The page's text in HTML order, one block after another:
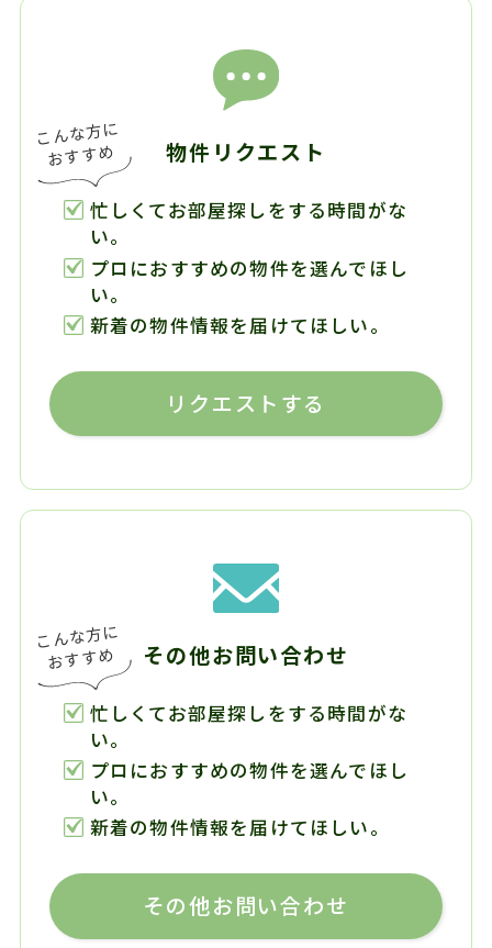
物件リクエスト
忙しくてお部屋探しをする時間がな
い。
プロにおすすめの物件を選んでほし
い。
新着の物件情報を届けてほしい。
リクエストする
その他お問い合わせ
忙しくてお部屋探しをする時間がな
い。
プロにおすすめの物件を選んでほし
い。
新着の物件情報を届けてほしい。
その他お問い合わせ